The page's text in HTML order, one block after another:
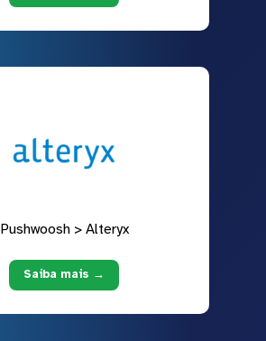
Pushwoosh > Alteryx
Saiba mais →